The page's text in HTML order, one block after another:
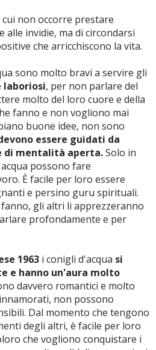
non occorre prestare
alle invidie, ma di circondarsi
che arricchiscono la vita.
sono molto bravi a servire gli
laboriosi, per non parlare del
molto del loro cuore e della
fanno e non vogliono mai
buone idee, non sono
essere guidati da
di mentalità aperta.Solo in
possono fare
È facile per loro essere
e persino guru spirituali.
gli altri li apprezzeranno
profondamente e per
1963 i conigli d'acqua si
e hanno un'aura molto
davvero romantici e molto
non possono
Dal momento che tengono
degli altri, è facile per loro
che vogliono conquistare i